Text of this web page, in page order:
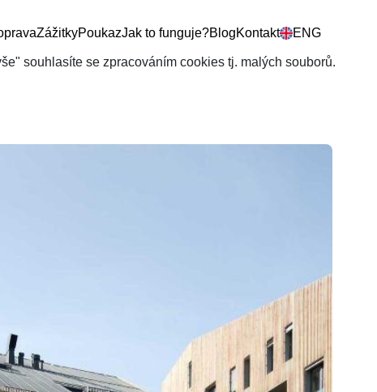
ZážitkyPoukazJak to funguje?BlogKontakt ENG
souhlasíte se zpracováním cookies tj. malých souborů.